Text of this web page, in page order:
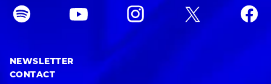
NEWSLETTER
CONTACT